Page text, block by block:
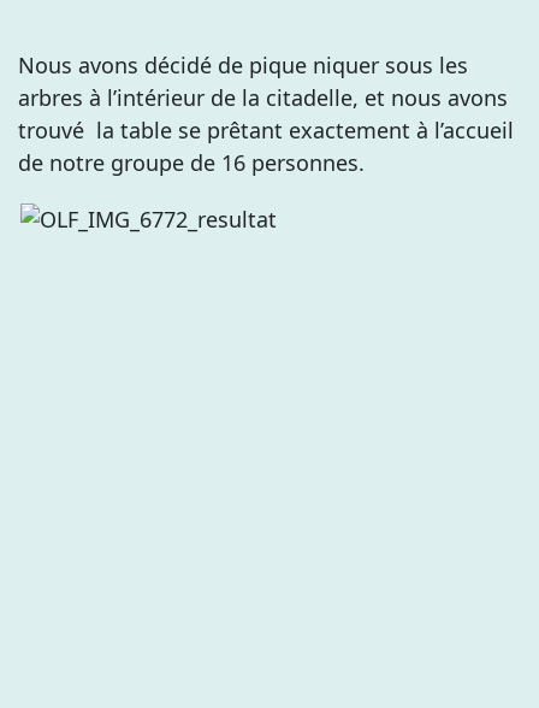
Nous avons décidé de pique niquer sous les
arbres à l’intérieur de la citadelle, et nous avons
trouvé la table se prêtant exactement à l’accueil
de notre groupe de 16 personnes.